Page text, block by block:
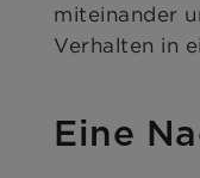
miteinander
Verhalten in
Eine